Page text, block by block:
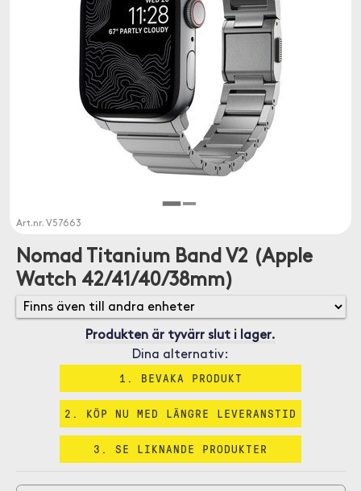
Art.nr. V57663
Nomad Titanium Band V2 (Apple
Watch 42/41/40/38mm)
Produkten är tyvärr slut i lager.
Dina alternativ:
1. BEVAKA PRODUKT
2. KÖP NU MED LÄNGRE LEVERANSTID
3. SE LIKNANDE PRODUKTER